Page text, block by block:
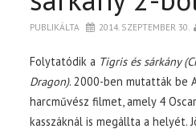
PUBLIKÁLTA 2014. SZEPTEMBER 30.
Folytatódik a Tigris és sárkány
Dragon). 2000-ben mutatták be
harcművész filmet, amely 4
kasszáknál is megállta a helyét.